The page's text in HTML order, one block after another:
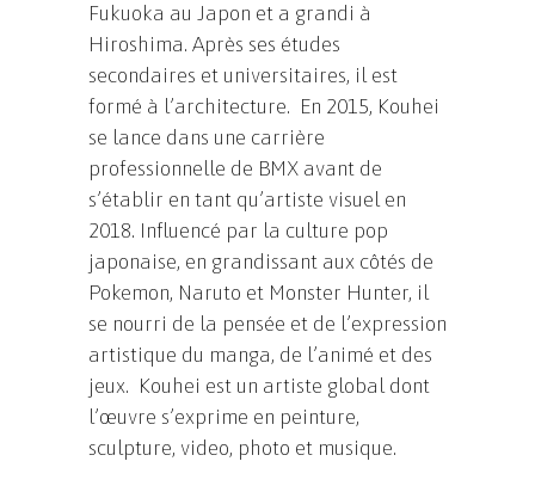
Fukuoka au Japon et a grandi à
Hiroshima. Après ses études
secondaires et universitaires, il est
formé à l’architecture. En 2015, Kouhei
se lance dans une carrière
professionnelle de BMX avant de
s’établir en tant qu’artiste visuel en
2018. Influencé par la culture pop
japonaise, en grandissant aux côtés de
Pokemon, Naruto et Monster Hunter, il
se nourri de la pensée et de l’expression
artistique du manga, de l’animé et des
jeux. Kouhei est un artiste global dont
l’œuvre s’exprime en peinture,
sculpture, video, photo et musique.